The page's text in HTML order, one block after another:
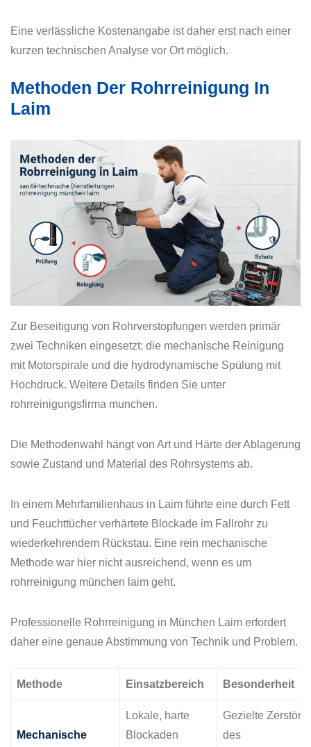
Eine verlässliche Kostenangabe ist daher erst nach einer
kurzen technischen Analyse vor Ort möglich.
Methoden Der Rohrreinigung In
Laim
Zur Beseitigung von Rohrverstopfungen werden primär
zwei Techniken eingesetzt: die mechanische Reinigung
mit Motorspirale und die hydrodynamische Spülung mit
Hochdruck. Weitere Details finden Sie unter
rohrreinigungsfirma munchen.
Die Methodenwahl hängt von Art und Härte der Ablagerung
sowie Zustand und Material des Rohrsystems ab.
In einem Mehrfamilienhaus in Laim führte eine durch Fett
und Feuchttücher verhärtete Blockade im Fallrohr zu
wiederkehrendem Rückstau. Eine rein mechanische
Methode war hier nicht ausreichend, wenn es um
rohrreinigung münchen laim geht.
Professionelle Rohrreinigung in München Laim erfordert
daher eine genaue Abstimmung von Technik und Problem.
Methode Einsatzbereich Besonderheit
Mechanische
Lokale, harte
Blockaden
Gezielte
des